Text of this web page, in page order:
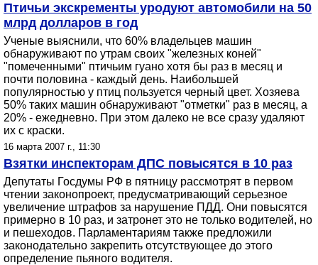
Птичьи экскременты уродуют автомобили на 50
млрд долларов в год
Ученые выяснили, что 60% владельцев машин
обнаруживают по утрам своих "железных коней"
"помеченными" птичьим гуано хотя бы раз в месяц и
почти половина - каждый день. Наибольшей
популярностью у птиц пользуется черный цвет. Хозяева
50% таких машин обнаруживают "отметки" раз в месяц, а
20% - ежедневно. При этом далеко не все сразу удаляют
их с краски.
16 марта 2007 г., 11:30
Взятки инспекторам ДПС повысятся в 10 раз
Депутаты Госдумы РФ в пятницу рассмотрят в первом
чтении законопроект, предусматривающий серьезное
увеличение штрафов за нарушение ПДД. Они повысятся
примерно в 10 раз, и затронет это не только водителей, но
и пешеходов. Парламентариям также предложили
законодательно закрепить отсутствующее до этого
определение пьяного водителя.